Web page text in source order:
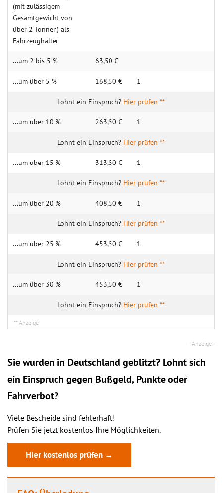
(mit zulässigem
Gesamtgewicht von
über 2 Tonnen) als
Fahrzeughalter
...um 2 bis 5 % 63,50 €
...um über 5 % 168,50 € 1
Hier prüfen **
...um über 10 % 263,50 € 1
Hier prüfen **
...um über 15 % 313,50 € 1
Hier prüfen **
...um über 20 % 408,50 € 1
Hier prüfen **
...um über 25 % 453,50 € 1
Hier prüfen **
...um über 30 % 453,50 € 1
Hier prüfen **
Sie wurden in Deutschland geblitzt? Lohnt sich
ein Einspruch gegen Bußgeld, Punkte oder
Fahrverbot?
Viele Bescheide sind fehlerhaft!
Prüfen Sie jetzt kostenlos Ihre Möglichkeiten.
Hier kostenlos prüfen →